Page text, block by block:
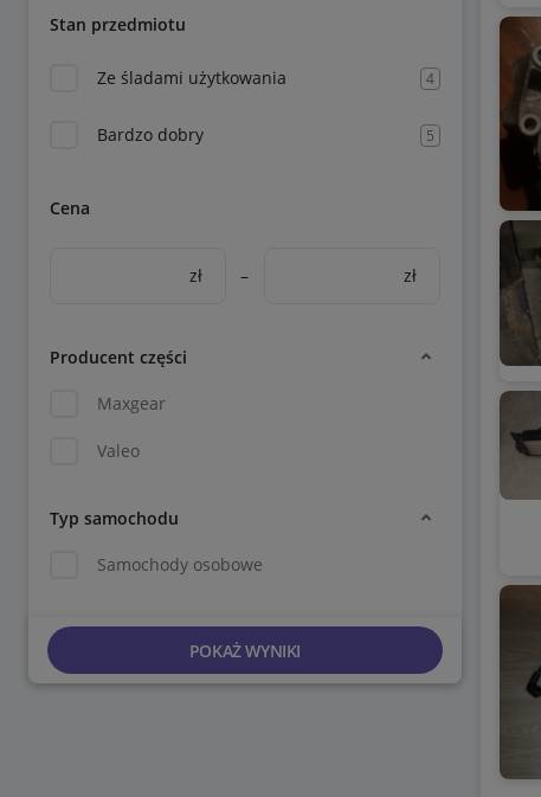
Stan przedmiotu
Ze śladami użytkowania 4
Bardzo dobry 5
Cena
zł – zł
Producent części
Maxgear
Valeo
Typ samochodu
Samochody osobowe
POKAŻ WYNIKI